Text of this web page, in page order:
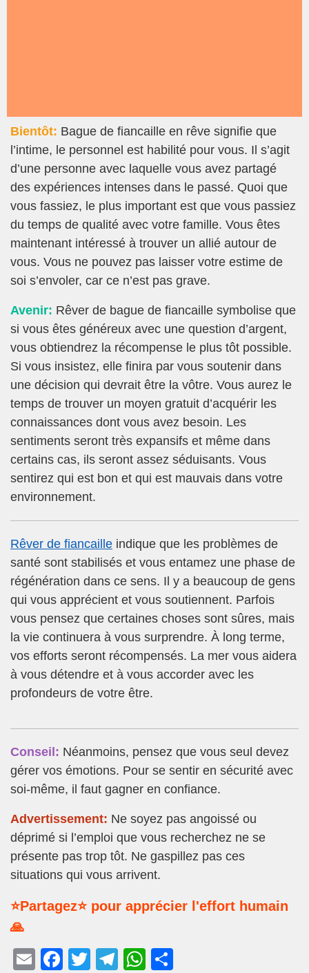
Bientôt: Bague de fiancaille en rêve signifie que
l’intime, le personnel est habilité pour vous. Il s’agit
d’une personne avec laquelle vous avez partagé
des expériences intenses dans le passé. Quoi que
vous fassiez, le plus important est que vous passiez
du temps de qualité avec votre famille. Vous êtes
maintenant intéressé à trouver un allié autour de
vous. Vous ne pouvez pas laisser votre estime de
soi s’envoler, car ce n’est pas grave.
Avenir: Rêver de bague de fiancaille symbolise que
si vous êtes généreux avec une question d’argent,
vous obtiendrez la récompense le plus tôt possible.
Si vous insistez, elle finira par vous soutenir dans
une décision qui devrait être la vôtre. Vous aurez le
temps de trouver un moyen gratuit d’acquérir les
connaissances dont vous avez besoin. Les
sentiments seront très expansifs et même dans
certains cas, ils seront assez séduisants. Vous
sentirez qui est bon et qui est mauvais dans votre
environnement.
Rêver de fiancaille indique que les problèmes de
santé sont stabilisés et vous entamez une phase de
régénération dans ce sens. Il y a beaucoup de gens
qui vous apprécient et vous soutiennent. Parfois
vous pensez que certaines choses sont sûres, mais
la vie continuera à vous surprendre. À long terme,
vos efforts seront récompensés. La mer vous aidera
à vous détendre et à vous accorder avec les
profondeurs de votre être.
Conseil: Néanmoins, pensez que vous seul devez
gérer vos émotions. Pour se sentir en sécurité avec
soi-même, il faut gagner en confiance.
Advertissement: Ne soyez pas angoissé ou
déprimé si l’emploi que vous recherchez ne se
présente pas trop tôt. Ne gaspillez pas ces
situations qui vous arrivent.
⭐Partagez⭐ pour apprécier l'effort humain
🙏
E
F
T
T
W